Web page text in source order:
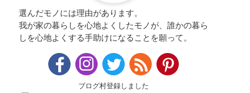
選んだモノには理由があります。
我が家の暮らしを心地よくしたモノが、誰かの暮ら
しを心地よくする手助けになることを願って。
ブログ村登録しました